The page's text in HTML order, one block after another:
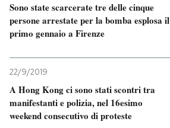
Sono state scarcerate tre delle cinque
persone arrestate per la bomba esplosa il
primo gennaio a Firenze
22/9/2019
A Hong Kong ci sono stati scontri tra
manifestanti e polizia, nel 16esimo
weekend consecutivo di proteste